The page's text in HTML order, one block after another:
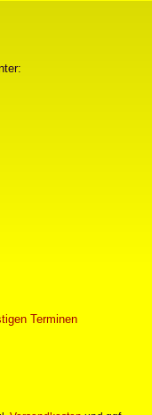
Terminen